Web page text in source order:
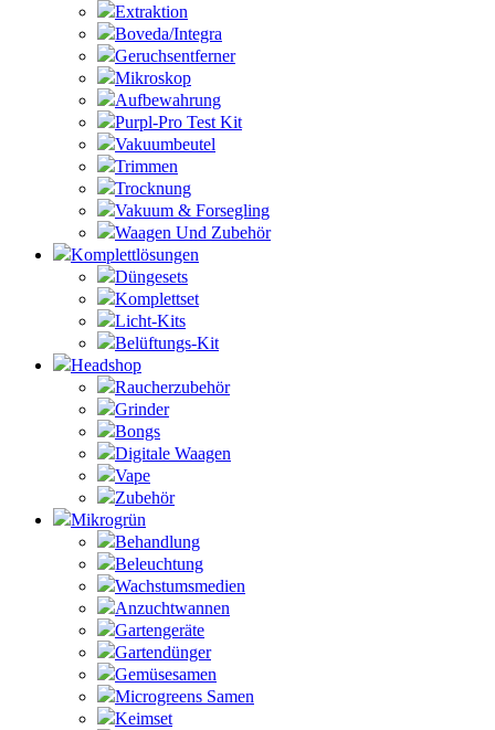
Extraktion
Boveda/Integra
Geruchsentferner
Mikroskop
Aufbewahrung
Purpl-Pro Test Kit
Vakuumbeutel
Trimmen
Trocknung
Vakuum & Forsegling
Waagen Und Zubehör
Komplettlösungen
Düngesets
Komplettset
Licht-Kits
Belüftungs-Kit
Headshop
Raucherzubehör
Grinder
Bongs
Digitale Waagen
Vape
Zubehör
Mikrogrün
Behandlung
Beleuchtung
Wachstumsmedien
Anzuchtwannen
Gartengeräte
Gartendünger
Gemüsesamen
Microgreens Samen
Keimset